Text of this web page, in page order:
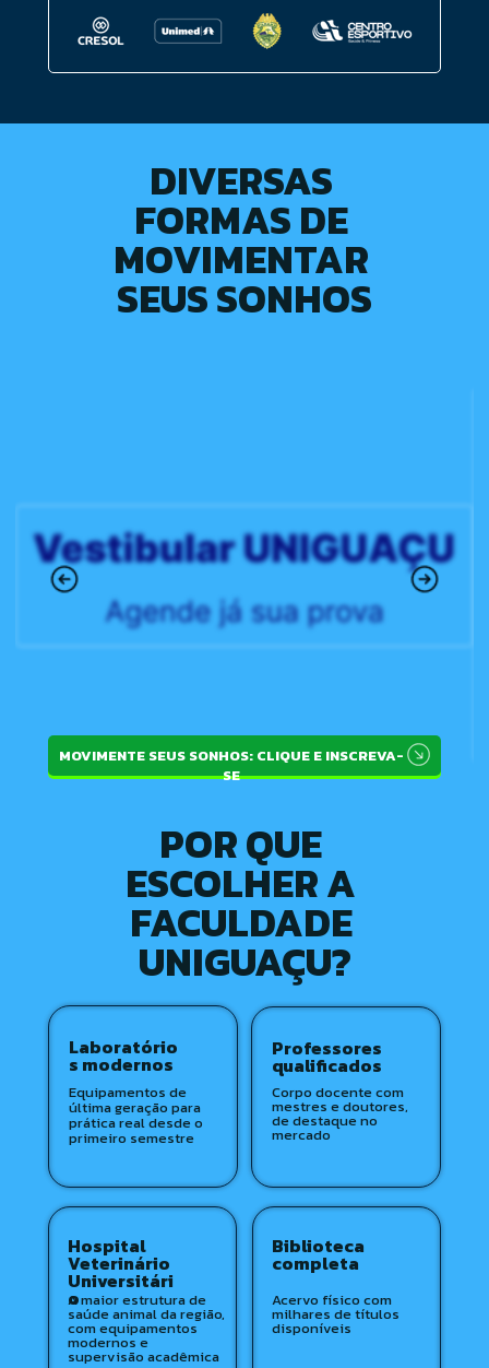
DIVERSAS
FORMAS DE
MOVIMENTAR
SEUS SONHOS
MOVIMENTE SEUS SONHOS: CLIQUE E INSCREVA-
SE
POR QUE
ESCOLHER A
FACULDADE
UNIGUAÇU?
Laboratório
s modernos
Professores
Corpo docente com
mestres e doutores,
de destaque no
mercado
Equipamentos de
última geração para
prática real desde o
primeiro semestre
Biblioteca
completa
Hospital
Veterinário
Universitári
o Acervo físico com
milhares de títulos
disponíveis
A maior estrutura de
saúde animal da região,
com equipamentos
modernos e
supervisão acadêmica